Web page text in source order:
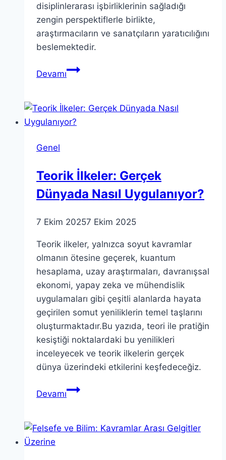
disiplinlerarası işbirliklerinin sağladığı
zengin perspektiflerle birlikte,
araştırmacıların ve sanatçıların yaratıcılığını
beslemektedir.
DevamıTeoria:
Sanattaki
Teorik
Genel
Teorik İlkeler: Gerçek
Dünyada Nasıl Uygulanıyor?
7 Ekim 20257 Ekim 2025
Teorik ilkeler, yalnızca soyut kavramlar
olmanın ötesine geçerek, kuantum
hesaplama, uzay araştırmaları, davranışsal
ekonomi, yapay zeka ve mühendislik
uygulamaları gibi çeşitli alanlarda hayata
geçirilen somut yeniliklerin temel taşlarını
oluşturmaktadır.Bu yazıda, teori ile pratiğin
kesiştiği noktalardaki bu yenilikleri
inceleyecek ve teorik ilkelerin gerçek
dünya üzerindeki etkilerini keşfedeceğiz.
DevamıTeorik
Dünyada